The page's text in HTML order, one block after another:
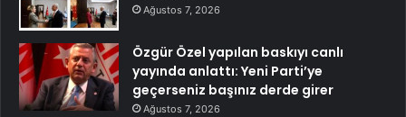
Ağustos 7, 2026
Özgür Özel yapılan baskıyı canlı
yayında anlattı: Yeni Parti’ye
geçerseniz başınız derde girer
Ağustos 7, 2026